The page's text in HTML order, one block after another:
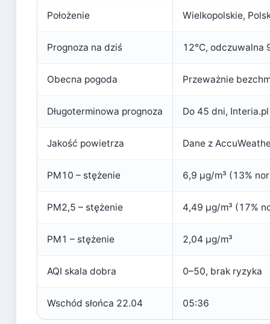
Położenie Wielkopolskie,
Prognoza na dziś 12°C, odczuwalna
Obecna pogoda Przeważnie
Długoterminowa prognoza Do 45 dni, Interia.pl
Jakość powietrza Dane z
PM10 – stężenie 6,9 µg/m³ (13%
PM2,5 – stężenie 4,49 µg/m³ (17%
PM1 – stężenie 2,04 µg/m³
AQI skala dobra 0–50, brak ryzyka
Wschód słońca 22.04 05:36